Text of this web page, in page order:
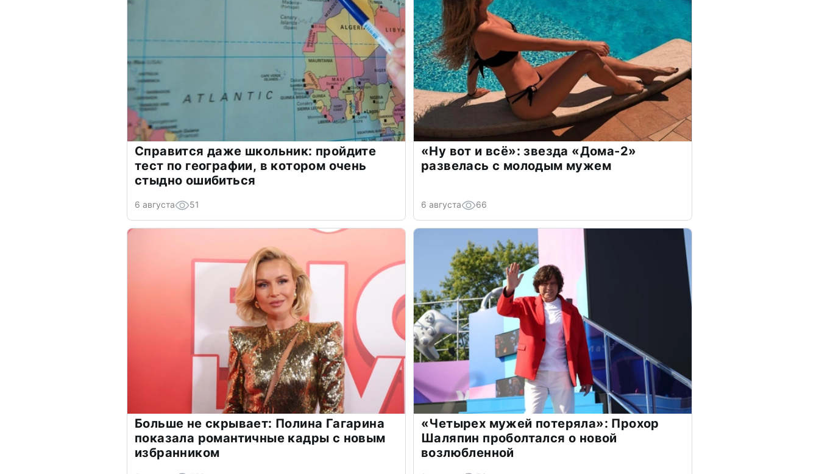
Справится даже школьник: пройдите
тест по географии, в котором очень
стыдно ошибиться
6 августа 51
«Ну вот и всё»: звезда «Дома-2»
развелась с молодым мужем
6 августа 66
Больше не скрывает: Полина Гагарина
показала романтичные кадры с новым
избранником
«Четырех мужей потеряла»: Прохор
Шаляпин проболтался о новой
возлюбленной